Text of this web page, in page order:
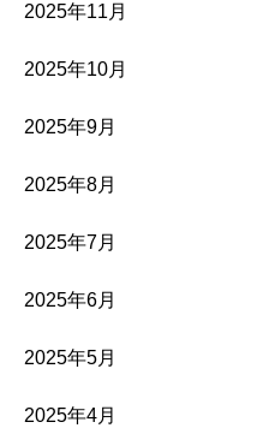
2025年11月
2025年10月
2025年9月
2025年8月
2025年7月
2025年6月
2025年5月
2025年4月